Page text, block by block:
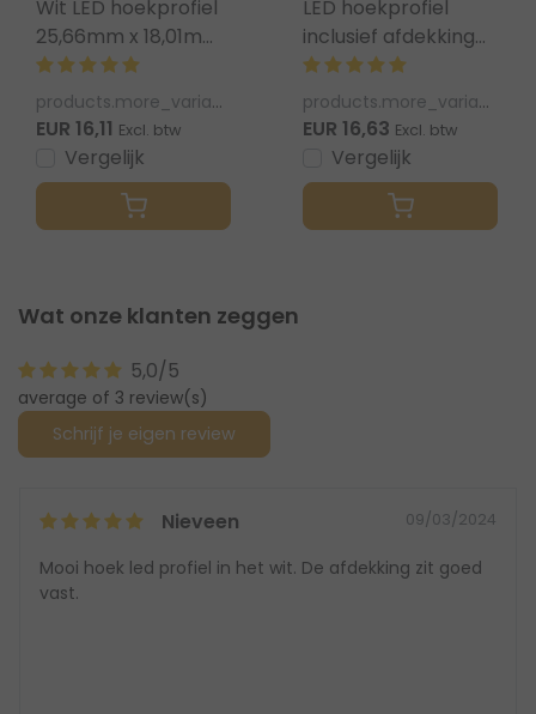
Wit LED hoekprofiel
25,66mm x 18,01mm
- C23WIT
products.more_variants_available
EUR 16,11 Excl. btw
Vergelijk
LED hoekprofiel
inclusief afdekking
16,5mm x 16,5mm -
C12WIT
products.more_variants_available
EUR 16,63 Excl. btw
Vergelijk
Wat onze klanten zeggen
5,0/5
average of 3 review(s)
Schrijf je eigen review
Nieveen 09/03/2024
Mooi hoek led profiel in het wit. De afdekking zit goed
vast.